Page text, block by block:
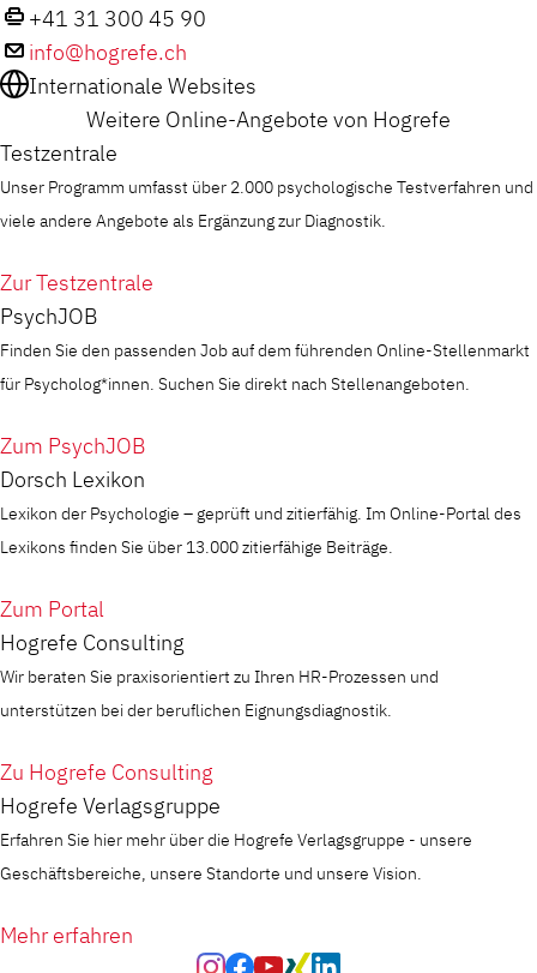
+41 31 300 45 90
info@hogrefe.ch
Internationale Websites
Weitere Online-Angebote von Hogrefe
Testzentrale
Unser Programm umfasst über 2.000 psychologische Testverfahren und
viele andere Angebote als Ergänzung zur Diagnostik.
Zur Testzentrale
PsychJOB
Finden Sie den passenden Job auf dem führenden Online-Stellenmarkt
für Psycholog*innen. Suchen Sie direkt nach Stellenangeboten.
Zum PsychJOB
Dorsch Lexikon
Lexikon der Psychologie – geprüft und zitierfähig. Im Online-Portal des
Lexikons finden Sie über 13.000 zitierfähige Beiträge.
Zum Portal
Hogrefe Consulting
Wir beraten Sie praxisorientiert zu Ihren HR-Prozessen und
unterstützen bei der beruflichen Eignungsdiagnostik.
Zu Hogrefe Consulting
Hogrefe Verlagsgruppe
Erfahren Sie hier mehr über die Hogrefe Verlagsgruppe - unsere
Geschäftsbereiche, unsere Standorte und unsere Vision.
Mehr erfahren